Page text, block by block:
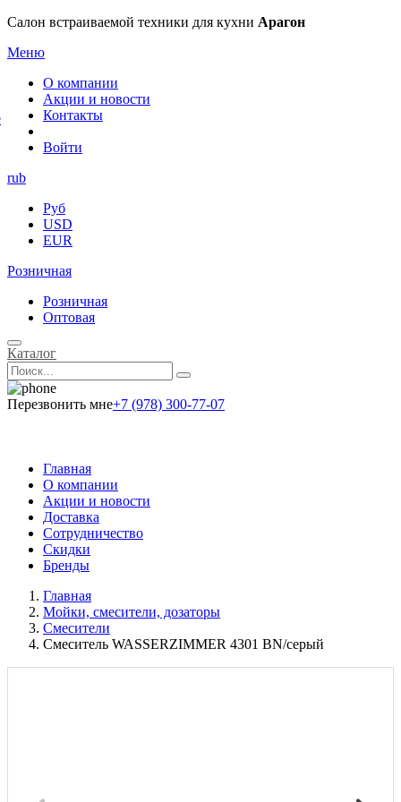
Салон встраиваемой техники для кухни Арагон
Меню
О компании
Акции и новости
Контакты
Войти
rub
Руб
USD
EUR
Розничная
Розничная
Оптовая
Каталог
Перезвонить мне+7 (978) 300-77-07
Главная
О компании
Акции и новости
Доставка
Сотрудничество
Скидки
Бренды
Главная
Мойки, смесители, дозаторы
Смесители
Смеситель WASSERZIMMER 4301 BN/серый